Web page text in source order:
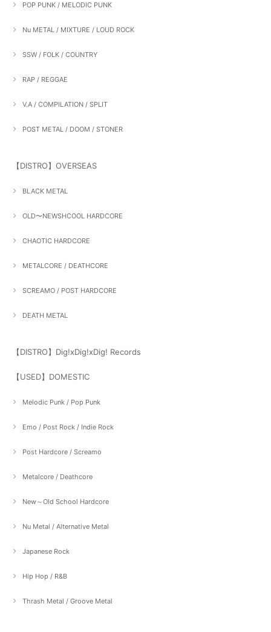
POP PUNK / MELODIC PUNK
Nu METAL / MIXTURE / LOUD ROCK
SSW / FOLK / COUNTRY
RAP / REGGAE
V.A / COMPILATION / SPLIT
POST METAL / DOOM / STONER
【DISTRO】OVERSEAS
BLACK METAL
OLD〜NEWSHCOOL HARDCORE
CHAOTIC HARDCORE
METALCORE / DEATHCORE
SCREAMO / POST HARDCORE
DEATH METAL
【DISTRO】Dig!xDig!xDig! Records
【USED】DOMESTIC
Melodic Punk / Pop Punk
Emo / Post Rock / Indie Rock
Post Hardcore / Screamo
Metalcore / Deathcore
New～Old School Hardcore
Nu Metal / Alternative Metal
Japanese Rock
Hip Hop / R&B
Thrash Metal / Groove Metal